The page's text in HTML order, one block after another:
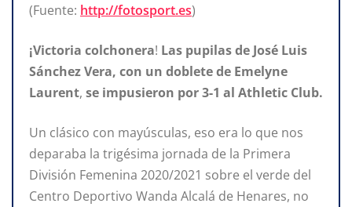
(Fuente: http://fotosport.es)
¡Victoria colchonera! Las pupilas de José Luis
SánchezVera, con un doblete de Emelyne
Laurent, se impusieron por 3-1 al Athletic Club.
Un clásico con mayúsculas, eso era lo que nos
deparaba la trigésima jornada de la Primera
División Femenina 2020/2021 sobre el verde del
Centro Deportivo Wanda Alcalá de Henares, no